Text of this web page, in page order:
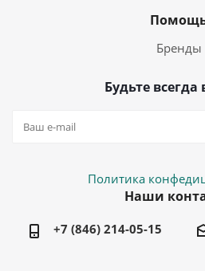
Бренды
Будьте всегда
Политика
Наши
+7 (846) 214-05-15